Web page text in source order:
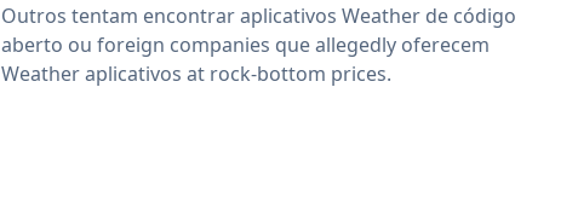
Outros tentam encontrar aplicativos Weather de código
aberto ou foreign companies que allegedly oferecem
Weather aplicativos at rock-bottom prices.